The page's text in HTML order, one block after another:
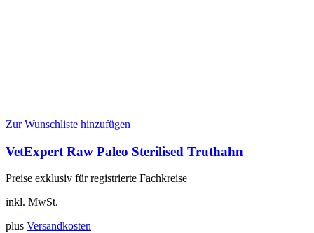
Zur Wunschliste hinzufügen
VetExpert Raw Paleo Sterilised Truthahn
Preise exklusiv für registrierte Fachkreise
inkl. MwSt.
plus Versandkosten